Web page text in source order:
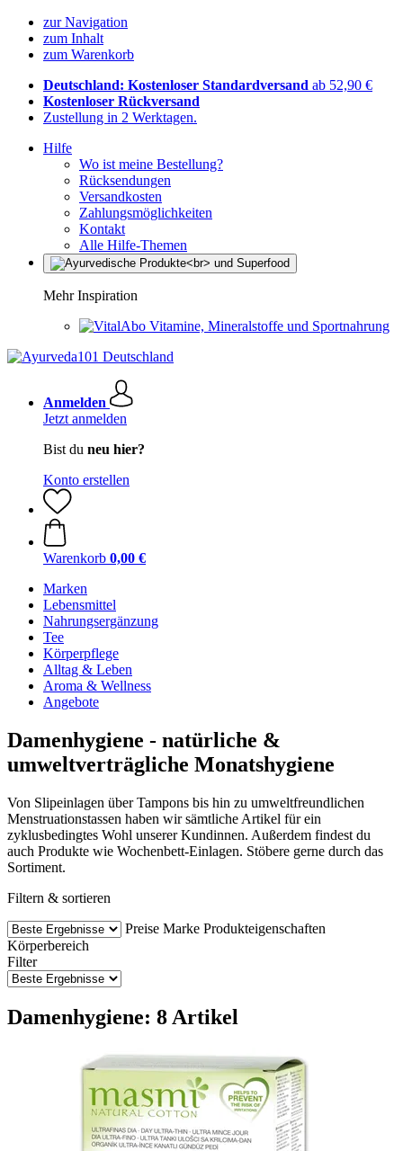
zur Navigation
zum Inhalt
zum Warenkorb
Deutschland: Kostenloser Standardversand ab 52,90 €
Kostenloser Rückversand
Zustellung in 2 Werktagen.
Hilfe
Wo ist meine Bestellung?
Rücksendungen
Versandkosten
Zahlungsmöglichkeiten
Kontakt
Alle Hilfe-Themen
Mehr Inspiration
Vitamine, Mineralstoffe und Sportnahrung
Anmelden
Jetzt anmelden
Bist du neu hier?
Konto erstellen
Warenkorb 0,00 €
Marken
Lebensmittel
Nahrungsergänzung
Tee
Körperpflege
Alltag & Leben
Aroma & Wellness
Angebote
Damenhygiene - natürliche &
umweltverträgliche Monatshygiene
Von Slipeinlagen über Tampons bis hin zu umweltfreundlichen
Menstruationstassen haben wir sämtliche Artikel für ein
zyklusbedingtes Wohl unserer Kundinnen. Außerdem findest du
auch Produkte wie Wochenbett-Einlagen. Stöbere gerne durch das
Sortiment.
Filtern & sortieren
Preise Marke Produkteigenschaften
Körperbereich
Filter
Damenhygiene: 8 Artikel